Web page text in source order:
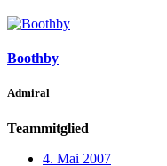
Boothby
Admiral
Teammitglied
4. Mai 2007